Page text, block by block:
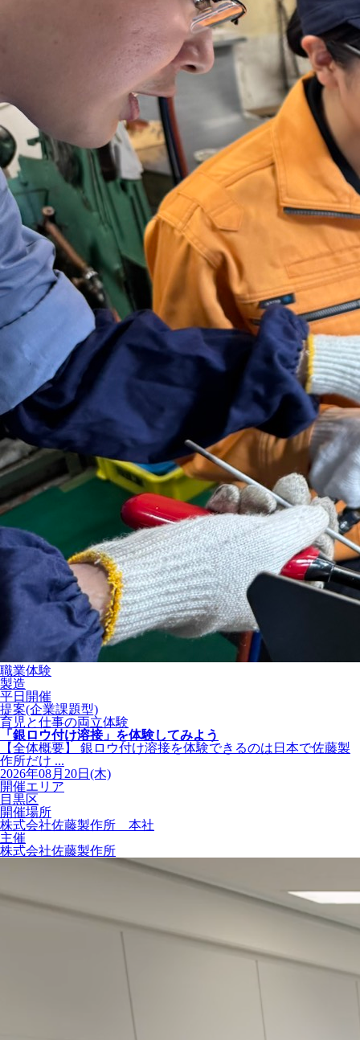
職業体験
製造
平日開催
提案(企業課題型)
育児と仕事の両立体験
「銀ロウ付け溶接」を体験してみよう
【全体概要】 銀ロウ付け溶接を体験できるのは日本で佐藤製
作所だけ ...
2026年08月20日(木)
開催エリア
目黒区
開催場所
株式会社佐藤製作所 本社
主催
株式会社佐藤製作所